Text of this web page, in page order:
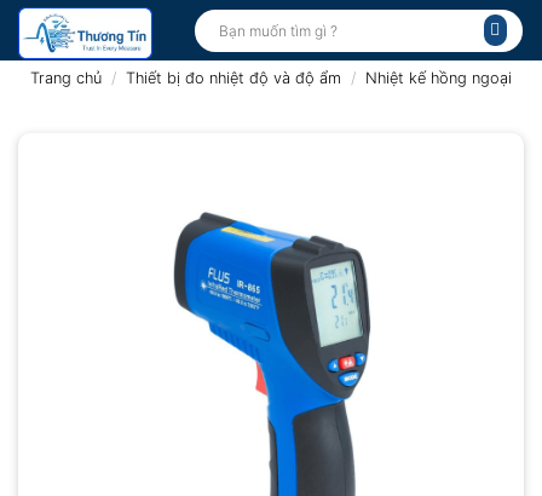
Bỏ
qua
Tìm
kiếm:
Trang chủ / Thiết bị đo nhiệt độ và độ ẩm / Nhiệt kế hồng ngoại